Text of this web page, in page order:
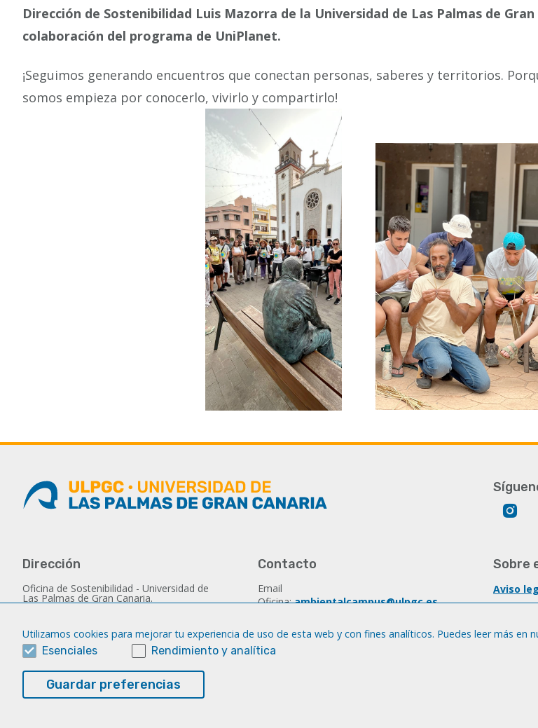
Dirección de Sostenibilidad Luis Mazorra de la Universidad de Las Palmas de Gran
colaboración del programa de UniPlanet.
¡Seguimos generando encuentros que conectan personas, saberes y territorios.
somos empieza por conocerlo, vivirlo y compartirlo!
Dirección
Oficina de Sostenibilidad - Universidad de
Las Palmas de Gran Canaria.
Horario de Atención al Público: De lunes a
viernes de 9.00 a 14.00h
Contacto
Email
Oficina:ambientalcampus@ulpgc.es
Email
Dirección:
Sobre
Aviso
Utilizamos cookies para mejorar tu experiencia de uso de esta web y con fines analíticos. Puedes leer más en
Esenciales
Rendimiento y analítica
Guardar preferencias